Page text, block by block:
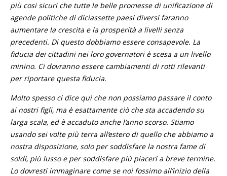
più cosi sicuri che tutte le belle promesse di unificazione di
agende politiche di diciassette paesi diversi faranno
aumentare la crescita e la prosperità a livelli senza
precedenti. Di questo dobbiamo essere consapevole. La
fiducia dei cittadini nei loro governatori è scesa a un livello
minino. Ci dovranno essere cambiamenti di rotti rilevanti
per riportare questa fiducia.
Molto spesso ci dice qui che non possiamo passare il conto
ai nostri figli, ma è esattamente ciò che sta accadendo su
larga scala, ed è accaduto anche l’anno scorso. Stiamo
usando sei volte più terra all’estero di quello che abbiamo a
nostra disposizione, solo per soddisfare la nostra fame di
soldi, più lusso e per soddisfare più piaceri a breve termine.
Lo dovresti immaginare come se noi fossimo all’inizio della